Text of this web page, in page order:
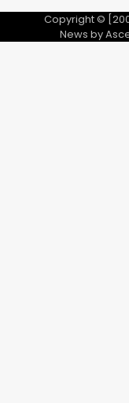
Copyright ©
News by